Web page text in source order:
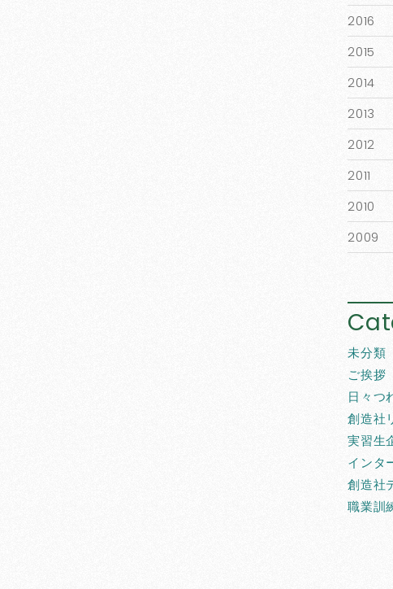
2016
2015
2014
2013
2012
2011
2010
2009
未分類
ご挨拶
日々つ
創造社
実習生
インタ
創造社
職業訓